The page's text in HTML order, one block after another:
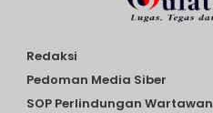
Redaksi
Pedoman Media Siber
SOP Perlindungan Wartawan